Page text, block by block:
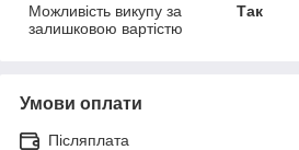
Можливість викупу за
залишковою вартістю
Так
Умови оплати
Післяплата